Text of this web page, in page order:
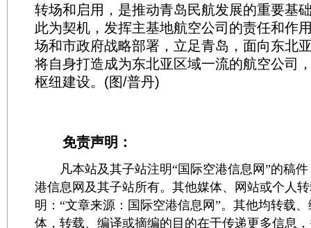
转场和启用，是推动青岛民航发展的重要基
此为契机，发挥主基地航空公司的责任和作
场和市政府战略部署，立足青岛，面向东北
将自身打造成为东北亚区域一流的航空公司
枢纽建设。(图/普丹)
免责声明：
凡本站及其子站注明“国际空港信息网”的稿件
港信息网及其子站所有。其他媒体、网站或个人
明：“文章来源：国际空港信息网”。其他均转载
体，转载、编译或摘编的目的在于传递更多信息